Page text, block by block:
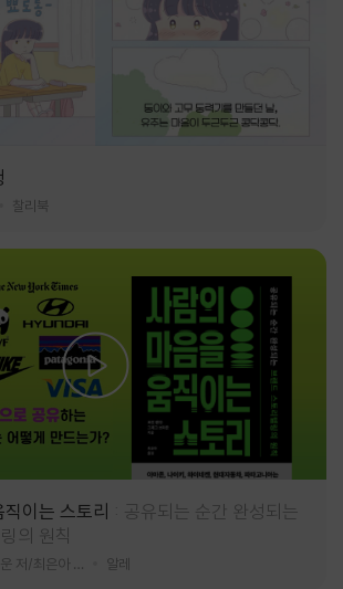
찰리북
이는 스토리
공유되는 순간 완성되는
의 원칙
알레